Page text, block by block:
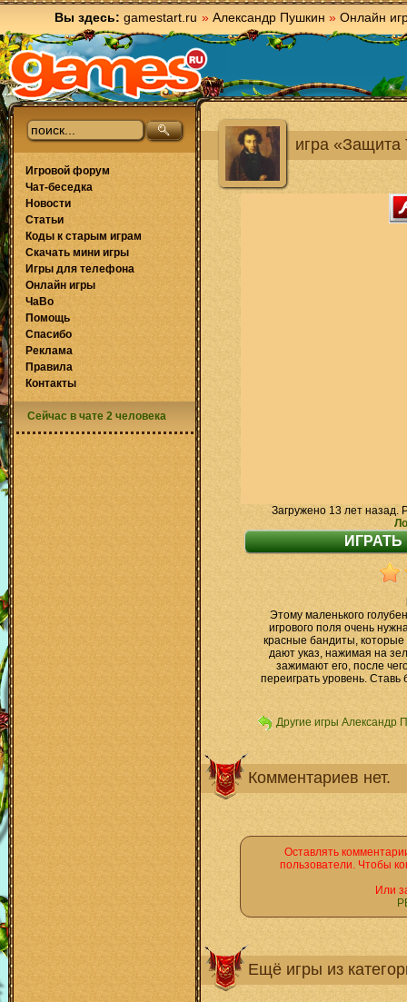
Вы здесь: gamestart.ru » Александр Пушкин » Онлайн
игра
Загружено 13 лет назад.
Этому маленького
игрового поля очень
красные бандиты, которые
дают указ, нажимая на
зажимают его, после
переиграть уровень. Ставь
Другие игры Александр
Комментариев нет.
Оставлять
пользователи. Чтобы
Или
Ещё игры из
Игровой форум
Чат-беседка
Новости
Статьи
Коды к старым играм
Скачать мини игры
Игры для телефона
Онлайн игры
ЧаВо
Помощь
Спасибо
Реклама
Правила
Контакты
Сейчас в чате 2 человека